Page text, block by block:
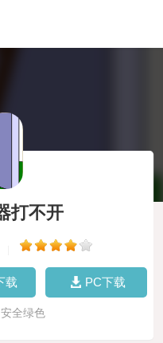
打不开
载 PC下载
全绿色